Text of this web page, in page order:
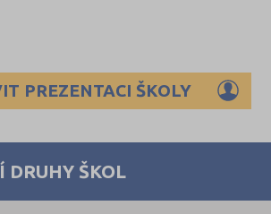
PREZENTACI ŠKOLY
DRUHY ŠKOL